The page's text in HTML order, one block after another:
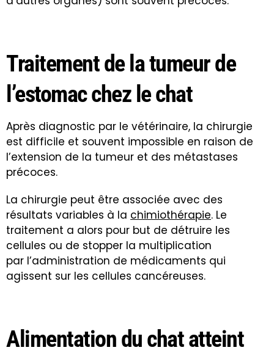
Traitement de la tumeur de
l’estomac chez le chat
Après diagnostic par le vétérinaire, la chirurgie
est difficile et souvent impossible en raison de
l’extension de la tumeur et des métastases
précoces.
La chirurgie peut être associée avec des
résultats variables à la chimiothérapie. Le
traitement a alors pour but de détruire les
cellules ou de stopper la multiplication
par l’administration de médicaments qui
agissent sur les cellules cancéreuses.
Alimentation du chat atteint